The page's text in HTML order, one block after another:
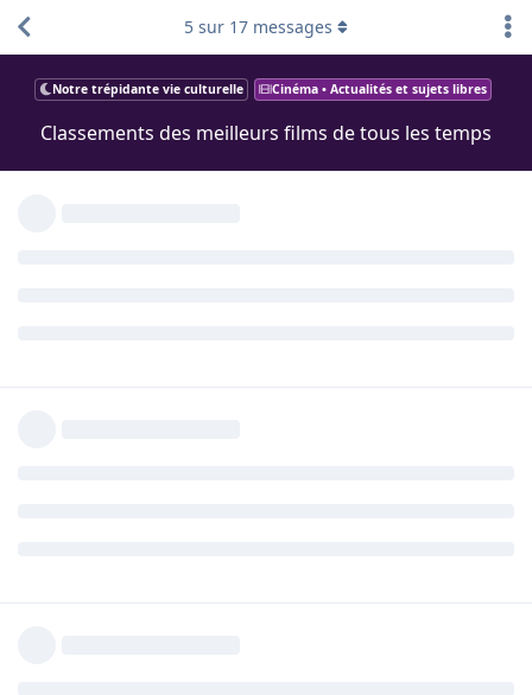
Notre trépidante vie culturelle Cinéma • Actualités et sujets libres
Classements des meilleurs films de tous les temps
5 sur 17 messages